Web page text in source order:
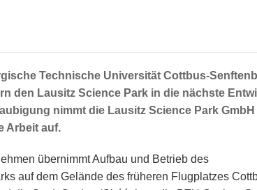
Technische Universität Cottbus-
den Lausitz Science Park in die nächste
nimmt die Lausitz Science Park GmbH
Arbeit auf.
übernimmt Aufbau und Betrieb des
auf dem Gelände des früheren Flugplatzes